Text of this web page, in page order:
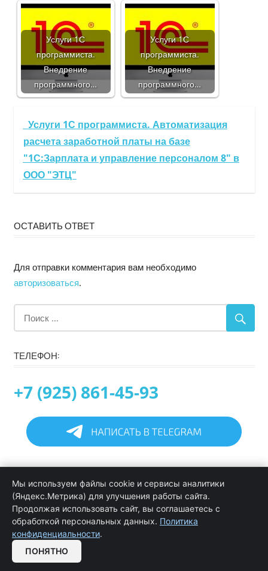
Услуги 1С
программиста.
Внедрение
программного…
Услуги 1С
программиста.
Внедрение
программного…
Услуги 1С программиста. Автоматизация
расчета заработной платы на базе
"1С:Зарплата и управление персоналом 8" в
ООО "ЭТЦ"
ОСТАВИТЬ ОТВЕТ
Для отправки комментария вам необходимо
авторизоваться.
ТЕЛЕФОН:
+7 (925) 861-45-93
Информация
Программирование в 1С услуги
Услуги обслуживания и сопровождения 1С
Цены на услуги программиста 1С
Мы используем файлы cookie и сервисы аналитики
(Яндекс.Метрика) для улучшения работы сайта.
Продолжая использовать сайт, вы соглашаетесь с
обработкой персональных данных. Политика
конфиденциальности.
ПОНЯТНО